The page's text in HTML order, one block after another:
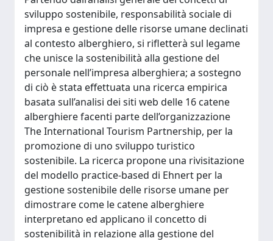
sviluppo sostenibile, responsabilità sociale di
impresa e gestione delle risorse umane declinati
al contesto alberghiero, si rifletterà sul legame
che unisce la sostenibilità alla gestione del
personale nell’impresa alberghiera; a sostegno
di ciò è stata effettuata una ricerca empirica
basata sull’analisi dei siti web delle 16 catene
alberghiere facenti parte dell’organizzazione
The International Tourism Partnership, per la
promozione di uno sviluppo turistico
sostenibile. La ricerca propone una rivisitazione
del modello practice-based di Ehnert per la
gestione sostenibile delle risorse umane per
dimostrare come le catene alberghiere
interpretano ed applicano il concetto di
sostenibilità in relazione alla gestione del